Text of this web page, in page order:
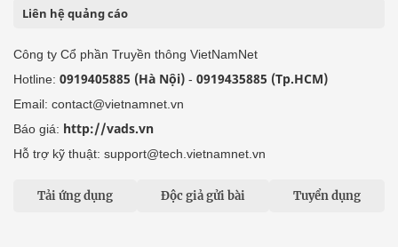
Liên hệ quảng cáo
Công ty Cổ phần Truyền thông VietNamNet
Hotline: 0919405885 (Hà Nội) - 0919435885 (Tp.HCM)
Email: contact@vietnamnet.vn
Báo giá: http://vads.vn
Hỗ trợ kỹ thuật: support@tech.vietnamnet.vn
Tải ứng dụng Độc giả gửi bài Tuyển dụng